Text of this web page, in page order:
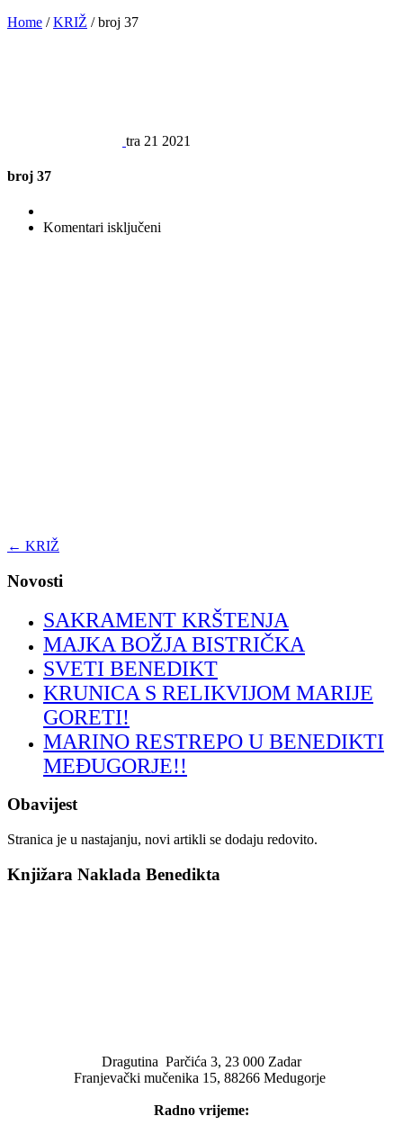
Home / KRIŽ / broj 37
tra 21 2021
broj 37
Komentari isključeni
← KRIŽ
Novosti
SAKRAMENT KRŠTENJA
MAJKA BOŽJA BISTRIČKA
SVETI BENEDIKT
KRUNICA S RELIKVIJOM MARIJE
GORETI!
MARINO RESTREPO U BENEDIKTI
MEĐUGORJE!!
Obavijest
Stranica je u nastajanju, novi artikli se dodaju redovito.
Knjižara Naklada Benedikta
Dragutina Parčića 3, 23 000 Zadar
Franjevački mučenika 15, 88266 Medugorje
Radno vrijeme: